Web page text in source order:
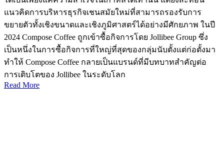
แนวคิดการบริหารธุรกิจเชนสมัยใหม่ที่สามารถรองรับการ
ขยายตัวทั้งเชิงขนาดและเชิงภูมิศาสตร์ได้อย่างมีศักยภาพ ในปี
2024 Compose Coffee ถูกเข้าซื้อกิจการโดย Jollibee Group ซึ่ง
เป็นหนึ่งในการซื้อกิจการที่ใหญ่ที่สุดของกลุ่มนับตั้งแต่ก่อตั้งมา
ทำให้ Compose Coffee กลายเป็นแบรนด์ที่มีบทบาทสำคัญต่อ
การเติบโตของ Jollibee ในระดับโลก
Read More